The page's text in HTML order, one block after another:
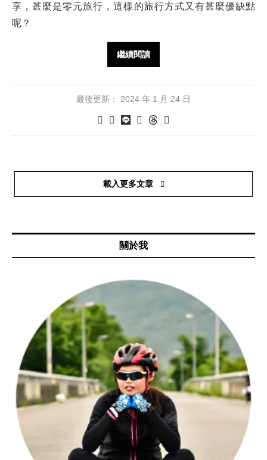
享，甚麼是零元旅行，這樣的旅行方式又有甚麼優缺點
呢？
繼續閱讀
最後更新： 2024 年 1 月 24 日
載入更多文章
關於我